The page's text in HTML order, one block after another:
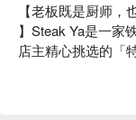
【老板既是厨师，
】Steak Ya是一家
店主精心挑选的「
多可容纳6人的包